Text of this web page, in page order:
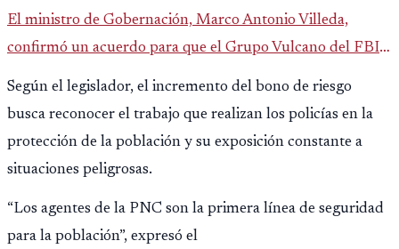
El ministro de Gobernación, Marco Antonio Villeda,
confirmó un acuerdo para que el Grupo Vulcano del FBI
opere en Guatemala a partir de julio, tras un intento
fallido con la administración anterior del Ministerio
Público.
Según el legislador, el incremento del bono de riesgo
busca reconocer el trabajo que realizan los policías en la
protección de la población y su exposición constante a
situaciones peligrosas.
“Los agentes de la PNC son la primera línea de seguridad
para la población”, expresó el